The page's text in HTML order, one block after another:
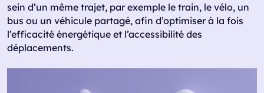
sein d’un même trajet, par exemple le train, le vélo, un
bus ou un véhicule partagé, afin d’optimiser à la fois
l’efficacité énergétique et l’accessibilité des
déplacements.